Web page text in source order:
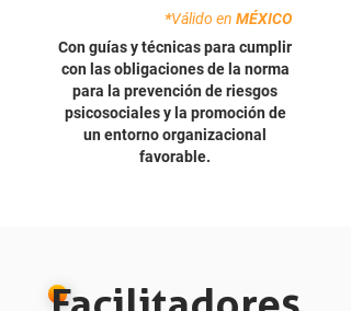
*Válido en MÉXICO
Con guías y técnicas para cumplir
con las obligaciones de la norma
para la prevención de riesgos
psicosociales y la promoción de
un entorno organizacional
favorable.